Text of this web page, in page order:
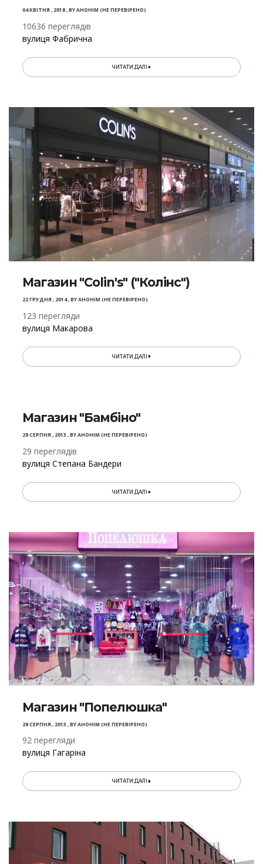
04 КВІТНЯ , 2018,BYАНОНІМ (НЕ ПЕРЕВІРЕНО)
10636 переглядів
вулиця Фабрична
ЧИТАТИ ДАЛІ
Магазин "Colin's" ("Колінс")
22 ГРУДНЯ , 2014,BYАНОНІМ (НЕ ПЕРЕВІРЕНО)
123 перегляди
вулиця Макарова
ЧИТАТИ ДАЛІ
Магазин "Бамбіно"
29 СЕРПНЯ , 2013 ,BYАНОНІМ (НЕ ПЕРЕВІРЕНО)
29 переглядів
вулиця Степана Бандери
ЧИТАТИ ДАЛІ
Магазин "Попелюшка"
29 СЕРПНЯ , 2013 ,BYАНОНІМ (НЕ ПЕРЕВІРЕНО)
92 перегляди
вулиця Гагаріна
ЧИТАТИ ДАЛІ